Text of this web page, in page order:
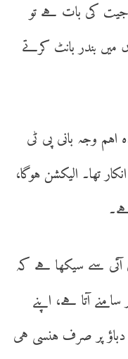
جیت کی بات ہے تو
میں بندر بانٹ کرتے
وجہ بانی پی ٹی
تھا۔ الیکشن ہوگا،
آئی سے سیکھا ہے کہ
آتا ہے، اپنے
پر صرف ہنسی ہی